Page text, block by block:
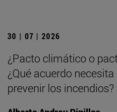
30 | 07 | 2026
¿Pacto climático o
¿Qué acuerdo
prevenir los incendios?